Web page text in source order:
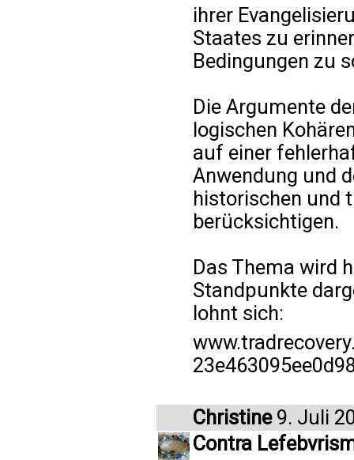
ihrer
Staates zu
Bedingungen zu
Die Argumente
logischen
auf einer
Anwendung und
historischen und
berücksichtigen.
Das Thema wird
Standpunkte
lohnt sich:
Christine9. Juli
Contra